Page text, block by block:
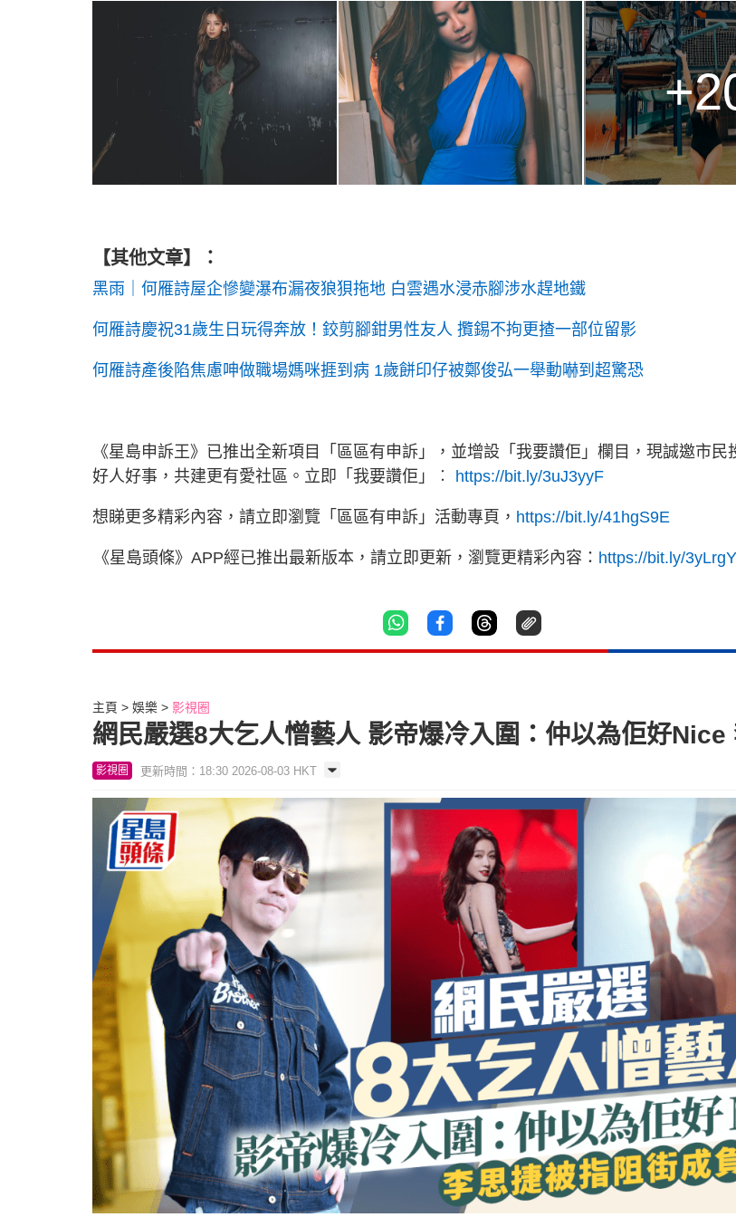
【其他文章】：
黑雨｜何雁詩屋企慘變瀑布漏夜狼狽拖地 白雲遇水浸赤腳涉水趕地鐵
何雁詩慶祝31歲生日玩得奔放！鉸剪腳鉗男性友人 攬錫不拘更揸一部位留影
何雁詩產後陷焦慮呻做職場媽咪捱到病 1歲餅印仔被鄭俊弘一舉動嚇到超驚恐
《星島申訴王》已推出全新項目「區區有申訴」，並增設「我要讚佢」欄目，現誠邀市民
好人好事，共建更有愛社區。立即「我要讚佢」︰ https://bit.ly/3uJ3yyF
想睇更多精彩內容，請立即瀏覽「區區有申訴」活動專頁， https://bit.ly/41hgS9E
《星島頭條》APP經已推出最新版本，請立即更新，瀏覽更精彩內容： https://bit.ly/
主頁 娛樂 影視圈
網民嚴選8大乞人憎藝人 影帝爆冷入圍：仲以為佢好
影視圈 更新時間：18:30 2026-08-03 HKT